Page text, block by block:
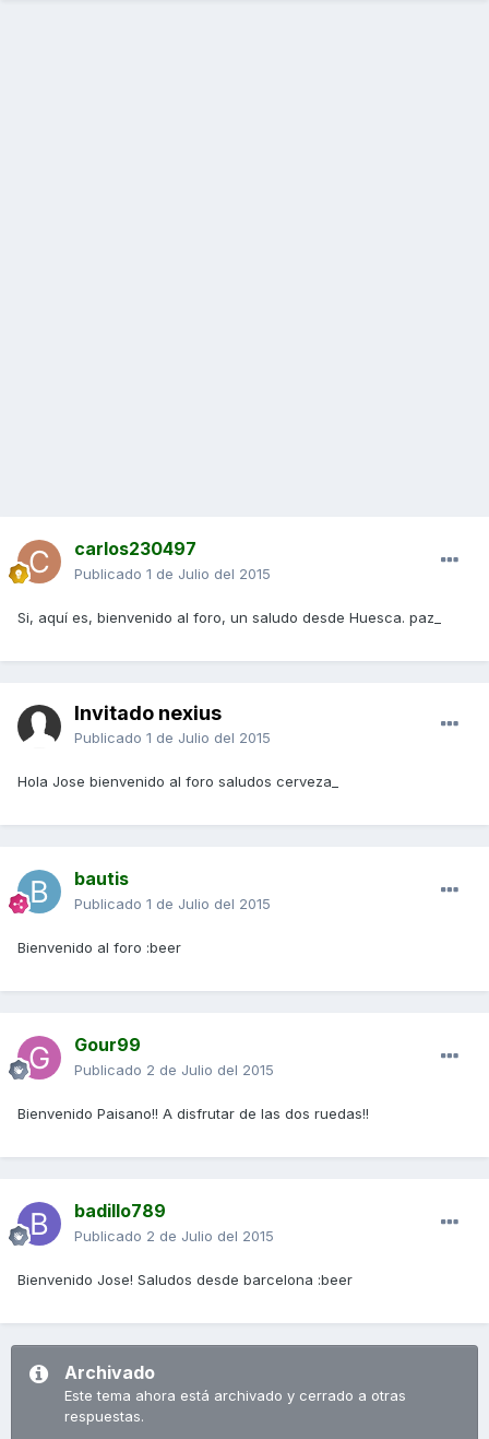
carlos230497
Publicado 1 de Julio del 2015
Si, aquí es, bienvenido al foro, un saludo desde Huesca. paz_
Invitado nexius
Publicado 1 de Julio del 2015
Hola Jose bienvenido al foro saludos cerveza_
bautis
Publicado 1 de Julio del 2015
Bienvenido al foro :beer
Gour99
Publicado 2 de Julio del 2015
Bienvenido Paisano!! A disfrutar de las dos ruedas!!
badillo789
Publicado 2 de Julio del 2015
Bienvenido Jose! Saludos desde barcelona :beer
Archivado
Este tema ahora está archivado y cerrado a otras
respuestas.